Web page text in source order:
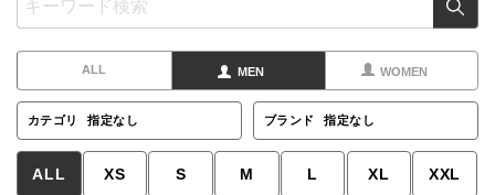
ALL MEN WOMEN
カテゴリ 指定なし ブランド 指定なし
ALL XS S M L XL XXL